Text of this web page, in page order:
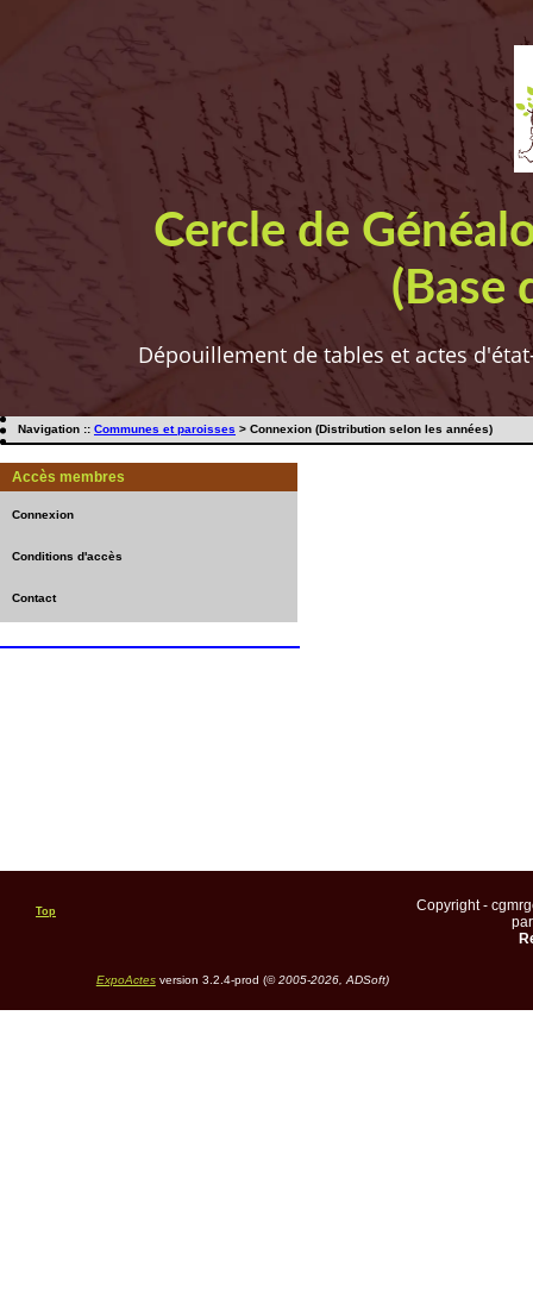
Cercle de
(Base
Dépouillement de tables et actes
Navigation :: Communes et paroisses > Connexion (Distribution selon les années)
Accès membres
Connexion
Conditions d'accès
Contact
Top
Copyright -
ExpoActesversion 3.2.4-prod (©2005-2026, ADSoft)